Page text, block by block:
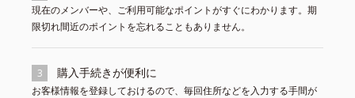
現在のメンバーや、ご利用可能なポイントがすぐにわかります。期
限切れ間近のポイントを忘れることもありません。
3 購入手続きが便利に
お客様情報を登録しておけるので、毎回住所などを入力する手間が